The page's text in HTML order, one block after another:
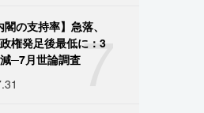
7
閣の支持率】急落、
権発足後最低に：3
─7月世論調査